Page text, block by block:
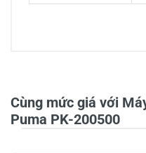
Cùng mức giá với
Puma PK-200500